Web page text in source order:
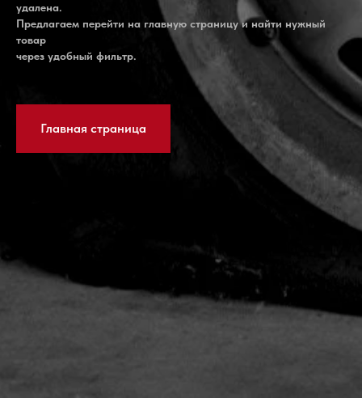
удалена.
Предлагаем перейти на главную страницу и найти нужный
товар
через удобный фильтр.
Главная страница